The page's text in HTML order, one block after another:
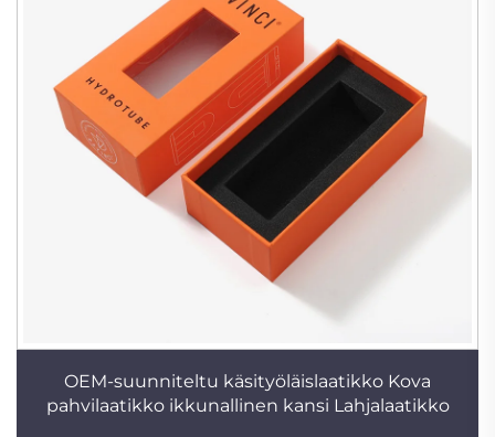
OEM-suunniteltu käsityöläislaatikko Kova
pahvilaatikko ikkunallinen kansi Lahjalaatikko